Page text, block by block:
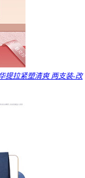
提拉紧塑清爽 两支装-改